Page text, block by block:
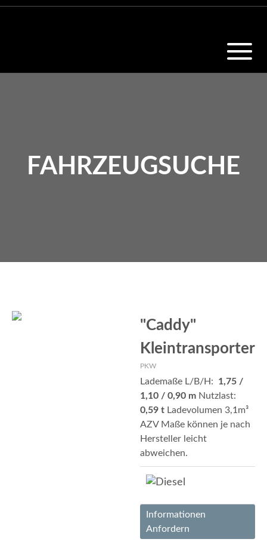
FAHRZEUGSUCHE
"Caddy"
Kleintransporter
PKW
Lademaße L/B/H: 1,75 /
1,10 / 0,90 m Nutzlast:
0,59 t Ladevolumen 3,1m³
AZV Maße können je nach
Hersteller leicht
abweichen.
Informationen
Anfordern